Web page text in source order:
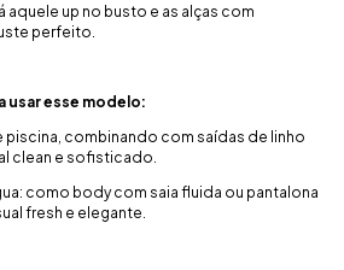
up no busto e as alças com
perfeito.
usar esse modelo:
piscina, combinando com saídas de linho
clean e sofisticado.
como body com saia fluida ou pantalona
fresh e elegante.